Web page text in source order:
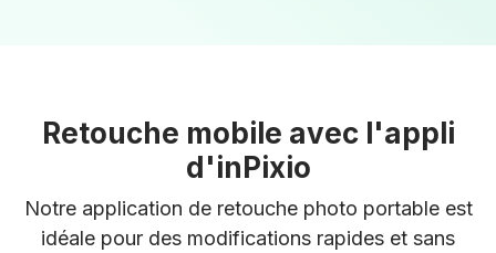
Retouche mobile avec l'appli
d'inPixio
Notre application de retouche photo portable est
idéale pour des modifications rapides et sans